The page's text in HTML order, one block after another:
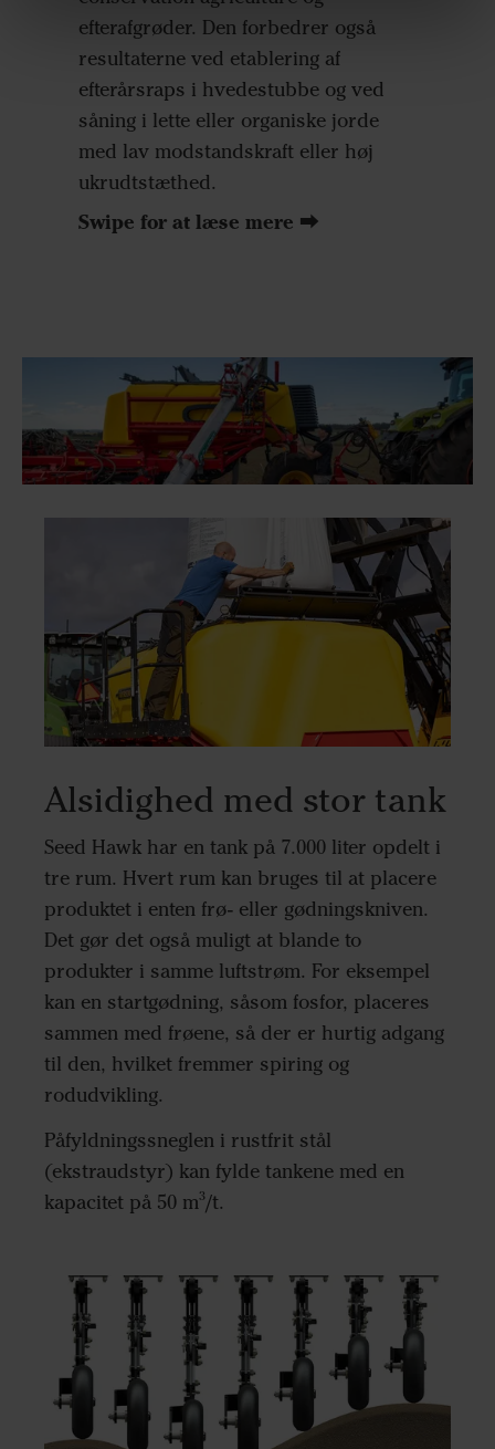
efterafgrøder. Den forbedrer også
resultaterne ved etablering af
efterårsraps i hvedestubbe og ved
såning i lette eller organiske jorde
med lav modstandskraft eller høj
ukrudtstæthed.
Swipe for at læse mere ⮕
Alsidighed med stor tank
Seed Hawk har en tank på 7.000 liter opdelt i
tre rum. Hvert rum kan bruges til at placere
produktet i enten frø- eller gødningskniven.
Det gør det også muligt at blande to
produkter i samme luftstrøm. For eksempel
kan en startgødning, såsom fosfor, placeres
sammen med frøene, så der er hurtig adgang
til den, hvilket fremmer spiring og
rodudvikling.
Påfyldningssneglen i rustfrit stål
(ekstraudstyr) kan fylde tankene med en
kapacitet på 50 m³/t.